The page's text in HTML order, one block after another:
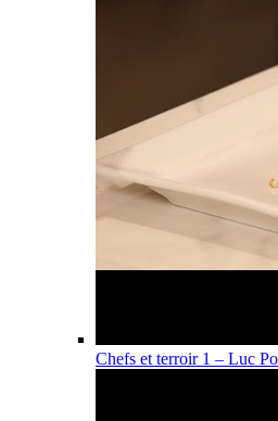
Chefs et terroir 1 – Luc